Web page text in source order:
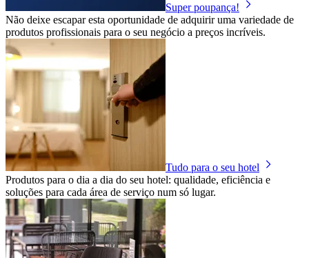
Super poupança!
Não deixe escapar esta oportunidade de adquirir uma variedade de
produtos profissionais para o seu negócio a preços incríveis.
Tudo para o seu hotel
Produtos para o dia a dia do seu hotel: qualidade, eficiência e
soluções para cada área de serviço num só lugar.